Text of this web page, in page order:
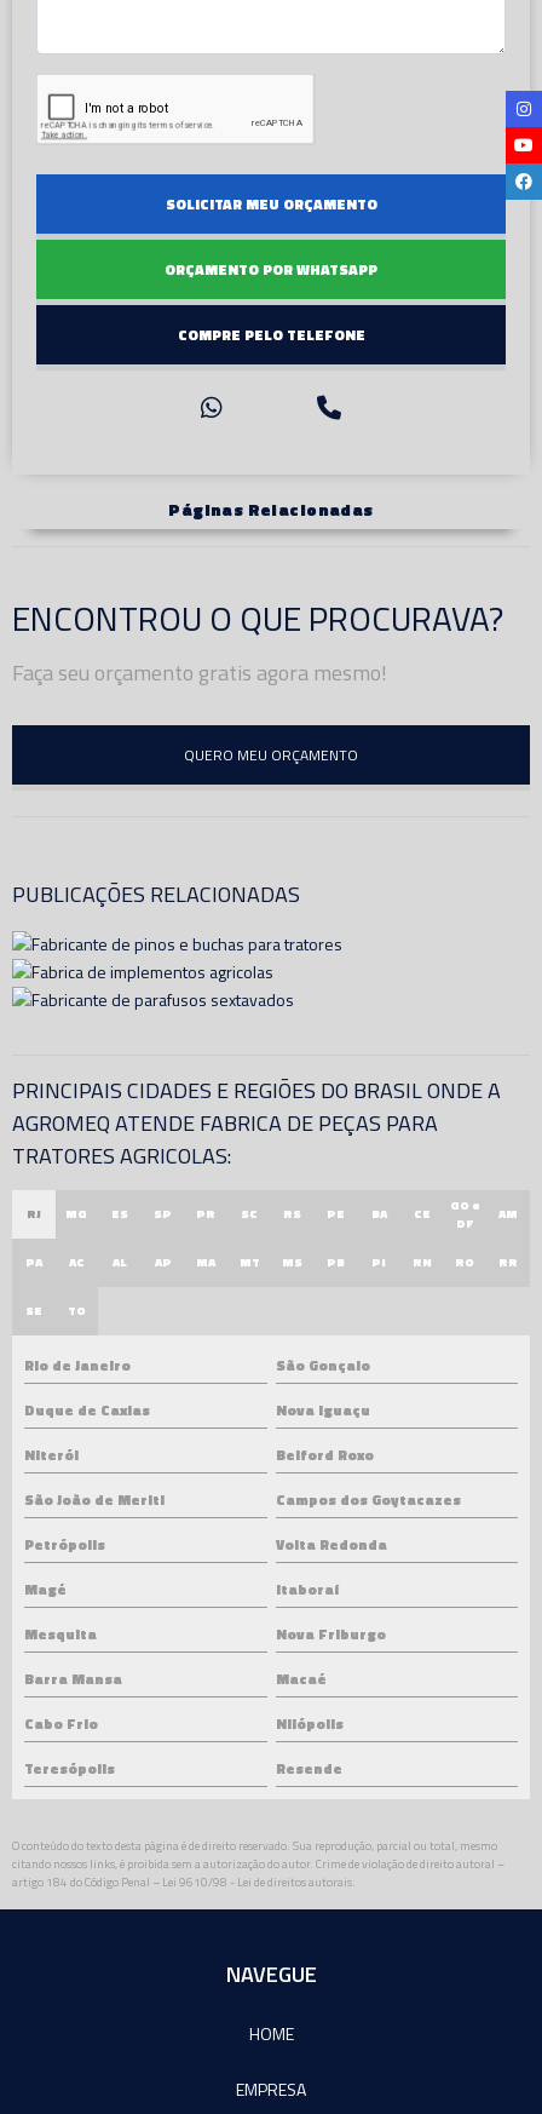
SOLICITAR MEU ORÇAMENTO
ORÇAMENTO POR WHATSAPP
COMPRE PELO TELEFONE
Páginas Relacionadas
ENCONTROU O QUE PROCURAVA?
Faça seu orçamento gratis agora mesmo!
QUERO MEU ORÇAMENTO
PUBLICAÇÕES RELACIONADAS
PRINCIPAIS CIDADES E REGIÕES DO BRASIL ONDE A
AGROMEQ ATENDE FABRICA DE PEÇAS PARA
TRATORES AGRICOLAS:
RJ MG ES SP PR SC RS PE BA CE
GO e
DF
AM
PA AC AL AP MA MT MS PB PI RN RO RR
SE TO
Rio de Janeiro
São Gonçalo
Duque de Caxias
Nova Iguaçu
Niterói
Belford Roxo
São João de Meriti
Campos dos Goytacazes
Petrópolis
Volta Redonda
Magé
Itaboraí
Mesquita
Nova Friburgo
Barra Mansa
Macaé
Cabo Frio
Nilópolis
Teresópolis
Resende
O conteúdo do texto desta página é de direito reservado. Sua reprodução, parcial ou total, mesmo
citando nossos links, é proibida sem a autorização do autor. Crime de violação de direito autoral –
artigo 184 do Código Penal – Lei 9610/98 - Lei de direitos autorais.
NAVEGUE
HOME
EMPRESA